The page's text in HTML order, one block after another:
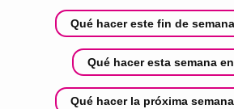
Qué hacer este fin de
Qué hacer esta semana
Qué hacer la próxima